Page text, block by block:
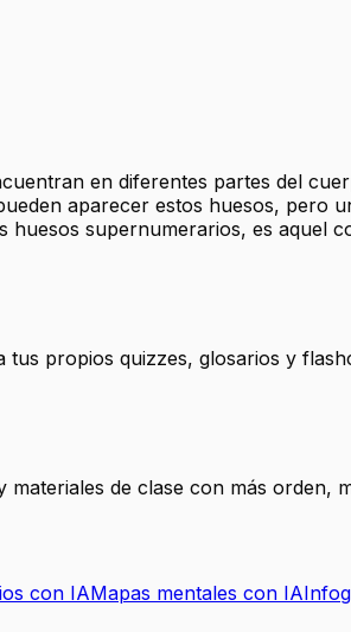
en diferentes partes del
aparecer estos huesos, pero
supernumerarios, es aquel
propios quizzes, glosarios y
materiales de clase con más orden,
con IAMapas mentales con IA